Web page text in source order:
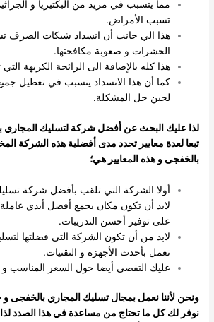
مما يتسبب في مزيد من البكتيريا و
تسبب الأمراض.
هذا الي جانب أن انسداد شبكات الصرف
الحشرات و صعوبة مكافحتها.
هذا كله بالإضافة الى الرائحة الكريهة
كما أن هذا الانسداد يتسبب في تعطيل جميع
لحين حل المشكلة.
لذا عليك البحث عن أفضل شركة لتسليك المجاري
تبعا لعدة معايير تحدد مدى أفضلية هذه الشركة
بالخفجى و هذه المعايير هي؛
أولا الشركة التي تلقب بأفضل شركة
لابد أن تكون مكان يجمع أفضل أيدي
على توفير أحسن التدريبات.
لابد من أن تكون الشركة التي فضلتها
تعمل بأحدث الأجهزة و التقنيات.
عليك التقصي أيضا حول السعر المناسب و
ونحن لأننا نعمل بمجال تسليك المجاري بالخفجى
نوفر لك كل ما تحتاج من مساعدة في هذا الصدد